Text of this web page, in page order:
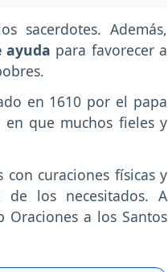
sacerdotes. Además,
ayuda para favorecer a
en 1610 por el papa
en que muchos fieles y
curaciones físicas y
de los necesitados. A
Oraciones a los Santos